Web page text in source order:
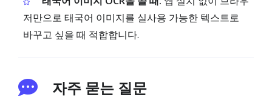
저만으로 태국어 이미지를 실사용 가능한 텍스트로
바꾸고 싶을 때 적합합니다.
자주 묻는 질문